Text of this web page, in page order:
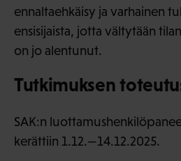
ennaltaehkäisy ja varhainen
ensisijaista, jotta vältytään
on jo alentunut.
Tutkimuksen
SAK:n
kerättiin 1.12.—14.12.2025.